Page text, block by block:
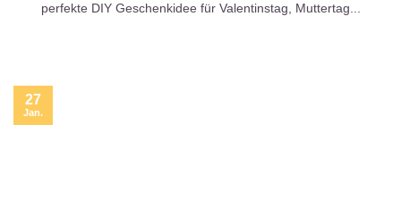
perfekte DIY Geschenkidee für Valentinstag, Muttertag...
27
Jan.